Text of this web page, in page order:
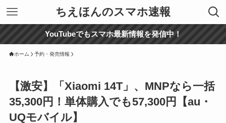
ちえほんのスマホ速報
YouTubeでもスマホ最新情報を発信中！
ホーム 予約・発売情報
【激安】「Xiaomi 14T」、MNPなら一括
35,300円！単体購入でも57,300円【au・
UQモバイル】